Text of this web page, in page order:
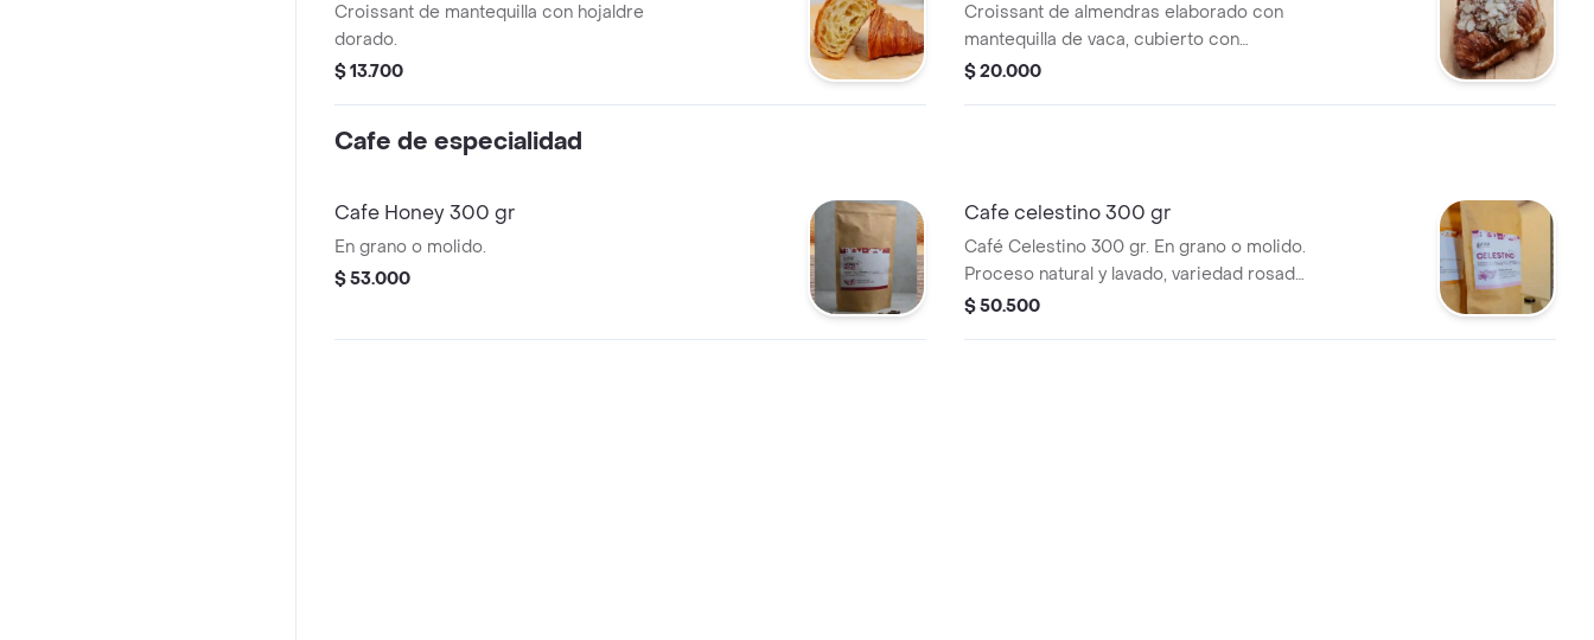
Croissant de mantequilla con hojaldre
dorado.
$ 13.700
Croissant de almendras elaborado con
mantequilla de vaca, cubierto con
almendras laminadas.
$ 20.000
Cafe de especialidad
Cafe Honey 300 gr
En grano o molido.
$ 53.000
Cafe celestino 300 gr
Café Celestino 300 gr. En grano o molido.
Proceso natural y lavado, variedad rosado
y caturra.
$ 50.500